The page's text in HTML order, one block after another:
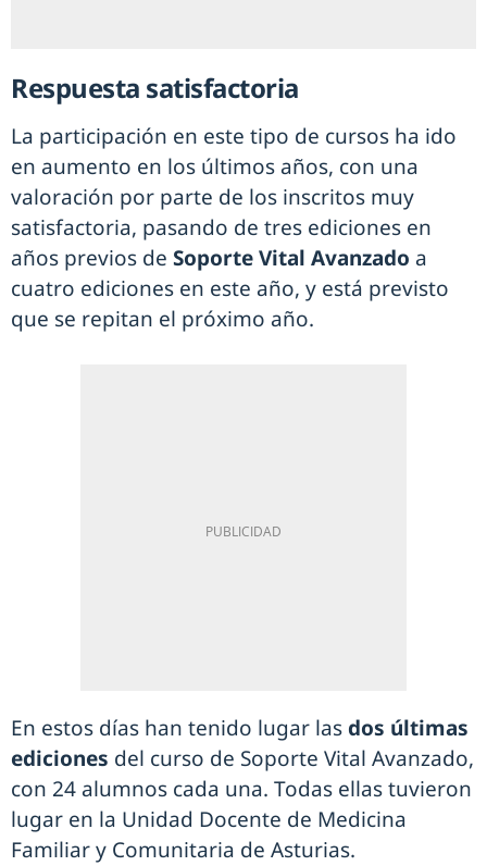
Respuesta satisfactoria
La participación en este tipo de cursos ha ido
en aumento en los últimos años, con una
valoración por parte de los inscritos muy
satisfactoria, pasando de tres ediciones en
años previos de Soporte Vital Avanzado a
cuatro ediciones en este año, y está previsto
que se repitan el próximo año.
En estos días han tenido lugar las dos últimas
ediciones del curso de Soporte Vital Avanzado,
con 24 alumnos cada una. Todas ellas tuvieron
lugar en la Unidad Docente de Medicina
Familiar y Comunitaria de Asturias.